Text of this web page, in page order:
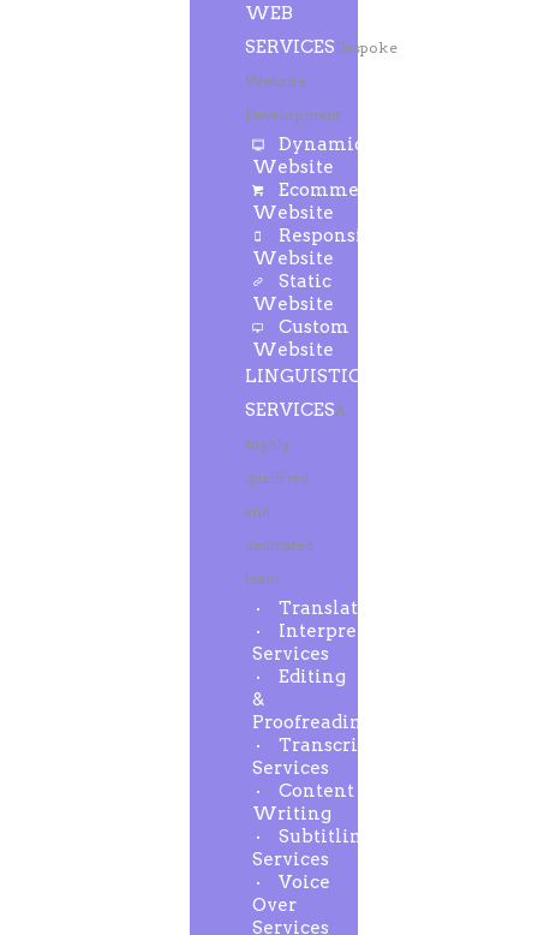
WEB
SERVICESBespoke
Website
Development
Dynamic
Website
Ecommerce
Website
Responsive
Website
Static
Website
Custom
Website
LINGUISTIC
SERVICESA
highly
qualified
and
dedicated
team
Translation
Interpreting
Services
Editing
&
Proofreading
Transcription
Services
Content
Writing
Subtitling
Services
Voice
Over
Services